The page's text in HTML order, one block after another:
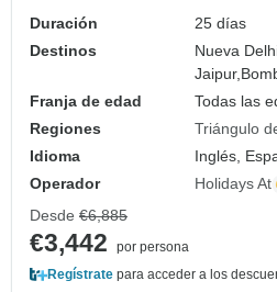
Duración
25 días
Destinos
Nueva
Jaipur,
Franja de edad
Todas las
Regiones
Triángulo
Idioma
Inglés,
Operador
Holidays At
Desde €6,885
€3,442
por persona
Regístrate para acceder a los